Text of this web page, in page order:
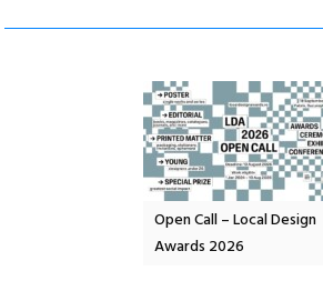
Open Call – Local Design
Awards 2026